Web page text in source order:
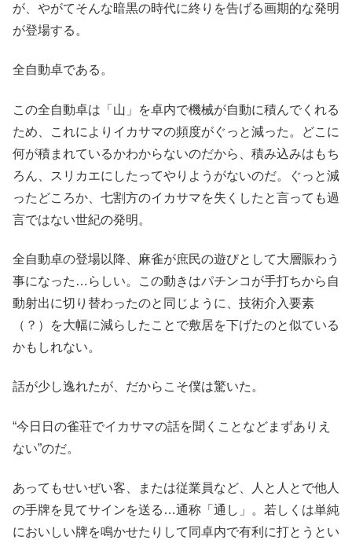
が、やがてそんな暗黒の時代に終りを告げる画期的な発明
が登場する。
全自動卓である。
この全自動卓は「山」を卓内で機械が自動に積んでくれる
ため、これによりイカサマの頻度がぐっと減った。どこに
何が積まれているかわからないのだから、積み込みはもち
ろん、スリカエにしたってやりようがないのだ。ぐっと減
ったどころか、七割方のイカサマを失くしたと言っても過
言ではない世紀の発明。
全自動卓の登場以降、麻雀が庶民の遊びとして大層賑わう
事になった…らしい。この動きはパチンコが手打ちから自
動射出に切り替わったのと同じように、技術介入要素
（？）を大幅に減らしたことで敷居を下げたのと似ている
かもしれない。
話が少し逸れたが、だからこそ僕は驚いた。
“今日日の雀荘でイカサマの話を聞くことなどまずありえ
ない”のだ。
あってもせいぜい客、または従業員など、人と人とで他人
の手牌を見てサインを送る…通称「通し」。若しくは単純
においしい牌を鳴かせたりして同卓内で有利に打とうとい